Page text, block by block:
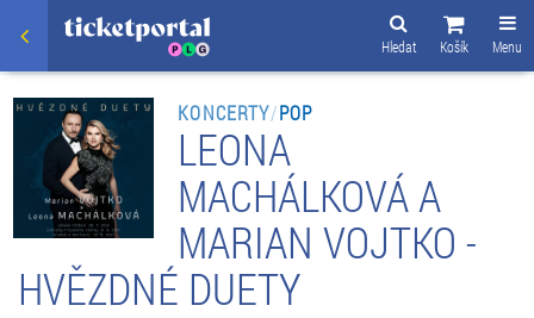
Menu
Košík
Hledat
KONCERTY/POP
LEONA
MACHÁLKOVÁ A
MARIAN VOJTKO -
HVĚZDNÉ DUETY